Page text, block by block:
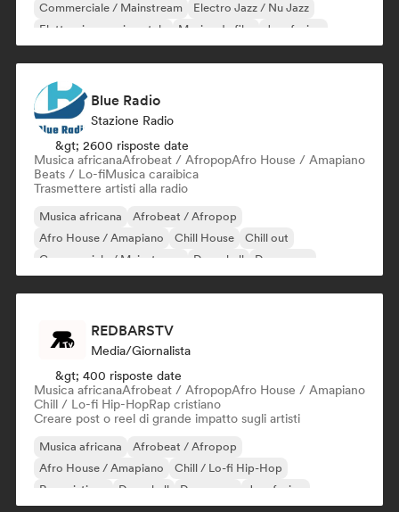
Commerciale / Mainstream
Electro Jazz / Nu Jazz
Elettronica sperimentale
Musica da film Jazz fusion
Blue Radio
Stazione Radio
&gt; 2600 risposte date
Musica africanaAfrobeat / AfropopAfro House / Amapiano
Beats / Lo-fiMusica caraibica
Trasmettere artisti alla radio
Musica africana
Afrobeat / Afropop
Afro House / Amapiano
Chill House
Chill out
Commerciale / Mainstream
Dancehall Danza pop
REDBARSTV
Media/Giornalista
&gt; 400 risposte date
Musica africanaAfrobeat / AfropopAfro House / Amapiano
Chill / Lo-fi Hip-HopRap cristiano
Creare post o reel di grande impatto sugli artisti
Musica africana
Afrobeat / Afropop
Afro House / Amapiano
Chill / Lo-fi Hip-Hop
Rap cristiano
Dancehall Danza pop Jazz fusion